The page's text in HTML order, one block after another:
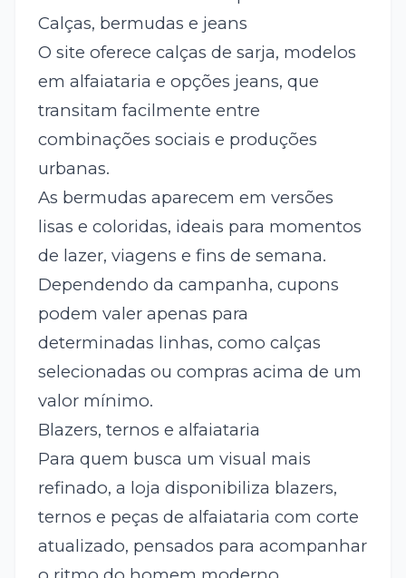
Calças, bermudas e jeans
O site oferece calças de sarja, modelos
em alfaiataria e opções jeans, que
transitam facilmente entre
combinações sociais e produções
urbanas.
As bermudas aparecem em versões
lisas e coloridas, ideais para momentos
de lazer, viagens e fins de semana.
Dependendo da campanha, cupons
podem valer apenas para
determinadas linhas, como calças
selecionadas ou compras acima de um
valor mínimo.
Blazers, ternos e alfaiataria
Para quem busca um visual mais
refinado, a loja disponibiliza blazers,
ternos e peças de alfaiataria com corte
atualizado, pensados para acompanhar